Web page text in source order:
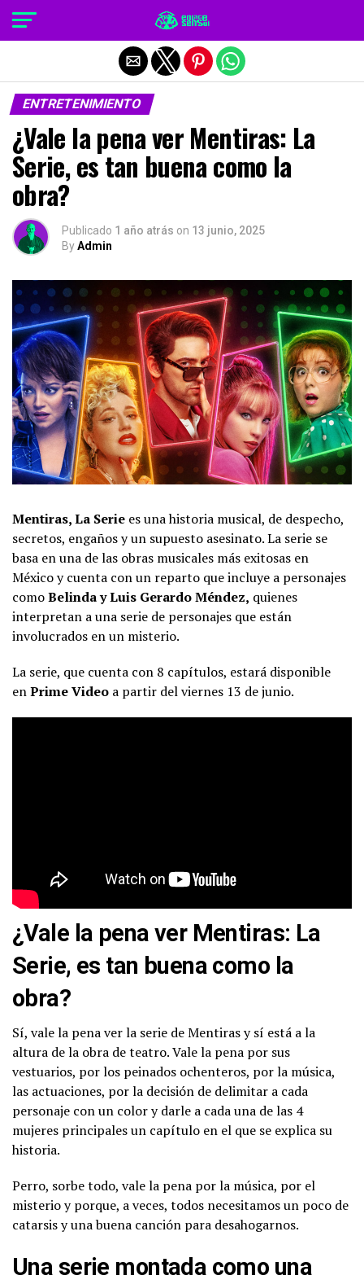
ENTRETENIMIENTO
¿Vale la pena ver Mentiras: La
Serie, es tan buena como la
obra?
Publicado 1 año atrás on 13 junio, 2025
ByAdmin
Mentiras, La Serie es una historia musical, de despecho,
secretos, engaños y un supuesto asesinato. La serie se
basa en una de las obras musicales más exitosas en
México y cuenta con un reparto que incluye a personajes
comoBelinda y Luis Gerardo Méndez, quienes
interpretan a una serie de personajes que están
involucrados en un misterio.
La serie, que cuenta con 8 capítulos, estará disponible
enPrimeVideo a partir del viernes 13 de junio.
¿Vale la pena ver Mentiras: La
Serie, es tan buena como la
obra?
Sí, vale la pena ver la serie de Mentiras y sí está a la
altura de la obra de teatro. Vale la pena por sus
vestuarios, por los peinados ochenteros, por la música,
las actuaciones, por la decisión de delimitar a cada
personaje con un color y darle a cada una de las 4
mujeres principales un capítulo en el que se explica su
historia.
Perro, sorbe todo, vale la pena por la música, por el
misterio y porque, a veces, todos necesitamos un poco de
catarsis y una buena canción para desahogarnos.
Una serie montada como una
Salir de la versión móvil